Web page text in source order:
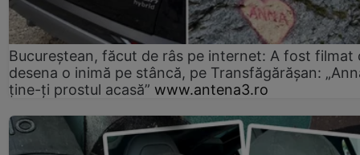
Bucureștean, făcut de râs pe internet: A fost filmat
desena o inimă pe stâncă, pe Transfăgărășan:
ține-ți prostul acasă” www.antena3.ro